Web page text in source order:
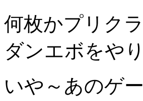
何枚かプリク
ダンエボをや
いや～あのゲ